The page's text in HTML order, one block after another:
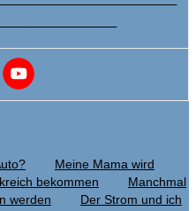
Meine Mama wird
bekommen
Manchmal
werden
Der Strom und ich